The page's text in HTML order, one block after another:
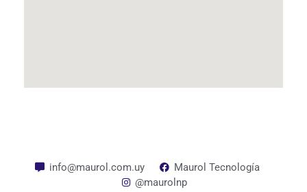
info@maurol.com.uy
Maurol Tecnología
@maurolnp